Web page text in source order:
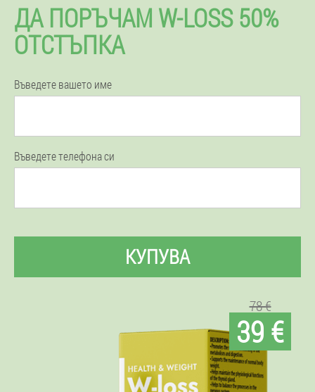
ДА ПОРЪЧАМ W-LOSS 50%
ОТСТЪПКА
Въведете вашето име
Въведете телефона си
КУПУВА
78 €
39 €